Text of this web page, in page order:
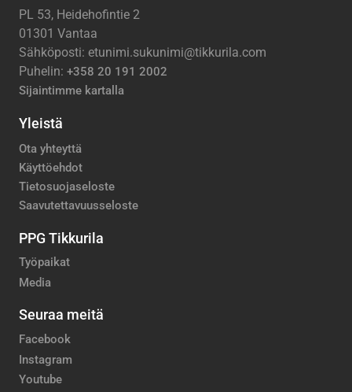
PL 53, Heidehofintie 2
01301 Vantaa
Sähköposti: etunimi.sukunimi@tikkurila.com
Puhelin: +358 20 191 2002
Sijaintimme kartalla
Yleistä
Ota yhteyttä
Käyttöehdot
Tietosuojaseloste
Saavutettavuusseloste
PPG Tikkurila
Työpaikat
Media
Seuraa meitä
Facebook
Instagram
Youtube